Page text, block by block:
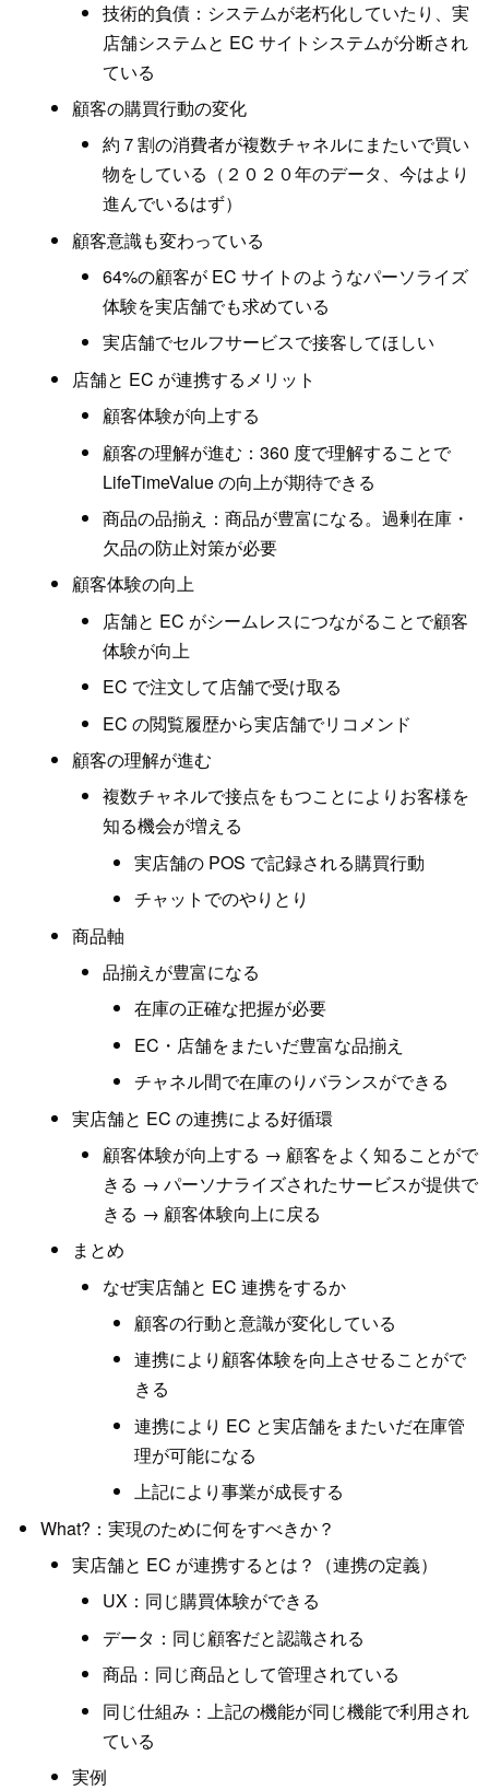
技術的負債：システムが老朽化していたり、実
店舗システムと EC サイトシステムが分断され
ている
顧客の購買行動の変化
約７割の消費者が複数チャネルにまたいで買い
物をしている（２０２０年のデータ、今はより
進んでいるはず）
顧客意識も変わっている
64%の顧客が EC サイトのようなパーソライズ
体験を実店舗でも求めている
実店舗でセルフサービスで接客してほしい
店舗と EC が連携するメリット
顧客体験が向上する
顧客の理解が進む：360 度で理解することで
LifeTimeValue の向上が期待できる
商品の品揃え：商品が豊富になる。過剰在庫・
欠品の防止対策が必要
顧客体験の向上
店舗と EC がシームレスにつながることで顧客
体験が向上
EC で注文して店舗で受け取る
EC の閲覧履歴から実店舗でリコメンド
顧客の理解が進む
複数チャネルで接点をもつことによりお客様を
知る機会が増える
実店舗の POS で記録される購買行動
チャットでのやりとり
商品軸
品揃えが豊富になる
在庫の正確な把握が必要
EC・店舗をまたいだ豊富な品揃え
チャネル間で在庫のりバランスができる
実店舗と EC の連携による好循環
顧客体験が向上する → 顧客をよく知ることがで
きる → パーソナライズされたサービスが提供で
きる → 顧客体験向上に戻る
まとめ
なぜ実店舗と EC 連携をするか
顧客の行動と意識が変化している
連携により顧客体験を向上させることがで
きる
連携により EC と実店舗をまたいだ在庫管
理が可能になる
上記により事業が成長する
What?：実現のために何をすべきか？
実店舗と EC が連携するとは？（連携の定義）
UX：同じ購買体験ができる
データ：同じ顧客だと認識される
商品：同じ商品として管理されている
同じ仕組み：上記の機能が同じ機能で利用され
ている
実例